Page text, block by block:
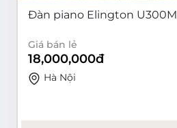
Đàn piano Elington U300M
Giá bán lẻ
18,000,000đ
Hà Nội